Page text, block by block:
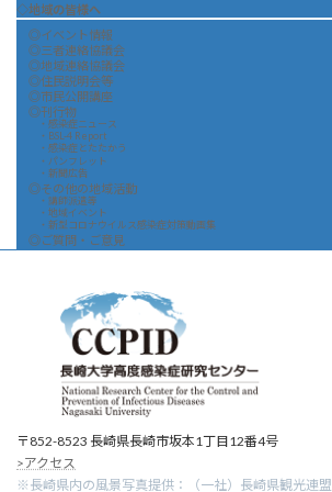
◇地域の皆様へ
◎イベント情報
◎三者連絡協議会
◎地域連絡協議会
◎住民説明会等
◎市民公開講座
◎刊行物
・感染症ニュース
・BSL-4 Report
・感染症とたたかう
・パンフレット
・新聞広告
◎その他の地域活動
・講師派遣等
・地域イベント
・新型コロナウイルス感染症対策動画集
◎ご質問・ご意見
〒852-8523 長崎県長崎市坂本1丁目12番4号
>アクセス
※長崎県内の風景写真提供：（一社）長崎県観光連盟